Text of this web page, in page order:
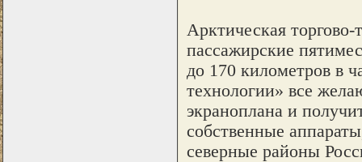
Арктическая
пассажирские
до 170 километров в
технологии» все
экраноплана и
собственные
северные районы